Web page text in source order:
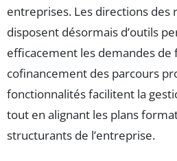
entreprises. Les directions des
disposent désormais d’outils
efficacement les demandes
cofinancement des parcours
fonctionnalités facilitent la
tout en alignant les plans
structurants de l’entreprise.